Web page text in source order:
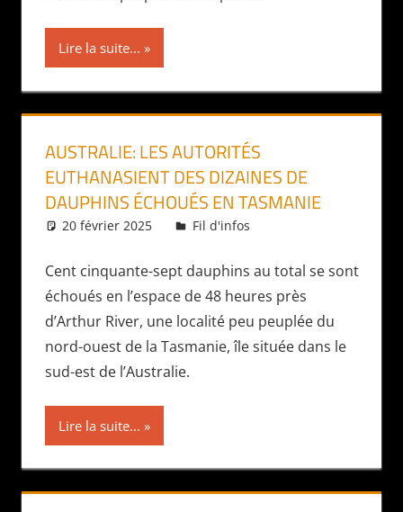
Lire la suite...
AUSTRALIE: LES AUTORITÉS
EUTHANASIENT DES DIZAINES DE
DAUPHINS ÉCHOUÉS EN TASMANIE
20 février 2025 Daniel
Fil d'infos
Cent cinquante-sept dauphins au total se sont
échoués en l’espace de 48 heures près
d’Arthur River, une localité peu peuplée du
nord-ouest de la Tasmanie, île située dans le
sud-est de l’Australie.
Lire la suite...